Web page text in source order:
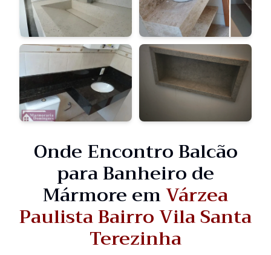
Onde Encontro Balcão
para Banheiro de
Mármore emVárzea
Paulista Bairro Vila Santa
Terezinha